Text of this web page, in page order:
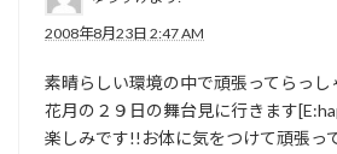
2008年8月23日 2:47 AM
素晴らしい環境の中で頑張ってらっし
花月の２９日の舞台見に行きます
楽しみです!!お体に気をつけて頑張っ